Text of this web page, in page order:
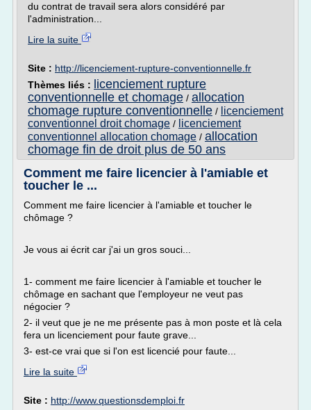
du contrat de travail sera alors considéré par
l'administration...
Lire la suite
Site : http://licenciement-rupture-conventionnelle.fr
Thèmes liés :
licenciement rupture
conventionnelle et chomage / allocation
chomage rupture conventionnelle / licenciement
conventionnel droit chomage / licenciement
conventionnel allocation chomage / allocation
chomage fin de droit plus de 50 ans
Comment me faire licencier à l'amiable et
toucher le ...
Comment me faire licencier à l'amiable et toucher le
chômage ?
Je vous ai écrit car j'ai un gros souci...
1- comment me faire licencier à l'amiable et toucher le
chômage en sachant que l'employeur ne veut pas
négocier ?
2- il veut que je ne me présente pas à mon poste et là cela
fera un licenciement pour faute grave...
3- est-ce vrai que si l'on est licencié pour faute...
Lire la suite
Site : http://www.questionsdemploi.fr